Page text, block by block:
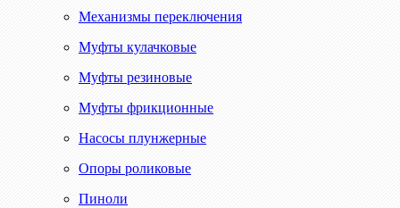
Механизмы переключения
Муфты кулачковые
Муфты резиновые
Муфты фрикционные
Насосы плунжерные
Опоры роликовые
Пиноли